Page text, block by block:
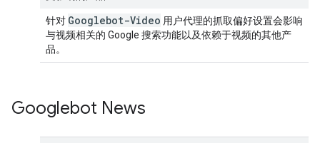
针对 Googlebot-Video 用户代理的抓取偏好设置会影响
与视频相关的 Google 搜索功能以及依赖于视频的其他产
品。
Googlebot News